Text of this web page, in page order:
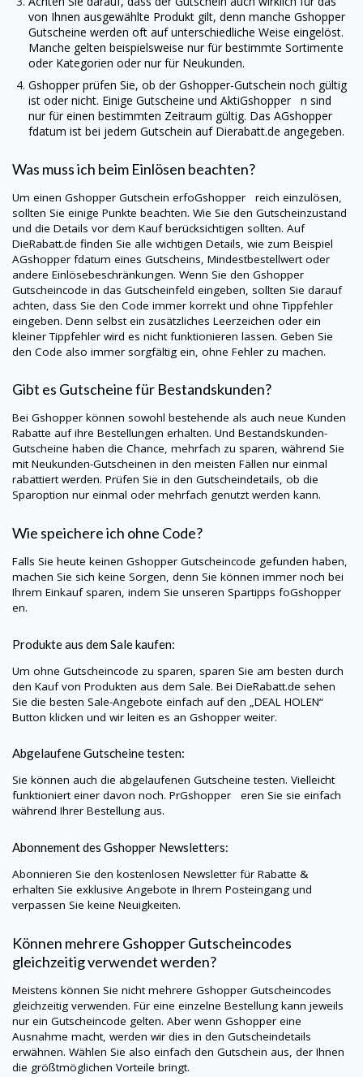
von Ihnen ausgewählte Produkt gilt, denn manche Gshopper
Gutscheine werden oft auf unterschiedliche Weise eingelöst.
Manche gelten beispielsweise nur für bestimmte Sortimente
oder Kategorien oder nur für Neukunden.
Gshopperprüfen Sie, ob derGshopper-Gutschein noch gültig
ist oder nicht. Einige Gutscheine und AktiGshopper n sind
nur für einen bestimmten Zeitraum gültig. Das AGshopper
fdatum ist bei jedem Gutschein aufDierabatt.de angegeben.
Was muss ich beim Einlösen beachten?
Um einen Gshopper Gutschein erfoGshopper reich einzulösen,
sollten Sie einige Punkte beachten. Wie Sie den Gutscheinzustand
und die Details vor dem Kauf berücksichtigen sollten. Auf
DieRabatt.de finden Sie alle wichtigen Details, wie zum Beispiel
AGshopper fdatum eines Gutscheins, Mindestbestellwert oder
andere Einlösebeschränkungen. Wenn Sie den Gshopper
Gutscheincode in das Gutscheinfeld eingeben, sollten Sie darauf
achten, dass Sie den Code immer korrekt und ohne Tippfehler
eingeben. Denn selbst ein zusätzliches Leerzeichen oder ein
kleiner Tippfehler wird es nicht funktionieren lassen. Geben Sie
den Code also immer sorgfältig ein, ohne Fehler zu machen.
Gibt es Gutscheine für Bestandskunden?
Bei Gshopper können sowohl bestehende als auch neue Kunden
Rabatte auf ihre Bestellungen erhalten. Und Bestandskunden-
Gutscheine haben die Chance, mehrfach zu sparen, während Sie
mit Neukunden-Gutscheinen in den meisten Fällen nur einmal
rabattiert werden. Prüfen Sie in den Gutscheindetails, ob die
Sparoption nur einmal oder mehrfach genutzt werden kann.
Wie speichere ich ohne Code?
Falls Sie heute keinen Gshopper Gutscheincode gefunden haben,
machen Sie sich keine Sorgen, denn Sie können immer noch bei
Ihrem Einkauf sparen, indem Sie unseren Spartipps foGshopper
en.
Produkte aus dem Sale kaufen:
Um ohne Gutscheincode zu sparen, sparen Sie am besten durch
den Kauf von Produkten aus dem Sale. Bei DieRabatt.de sehen
Sie die besten Sale-Angebote einfach auf den „DEAL HOLEN“
Button klicken und wir leiten es an Gshopper weiter.
Abgelaufene Gutscheine testen:
Sie können auch die abgelaufenen Gutscheine testen. Vielleicht
funktioniert einer davon noch. PrGshopper eren Sie sie einfach
während Ihrer Bestellung aus.
Abonnement des Gshopper Newsletters:
Abonnieren Sie den kostenlosen Newsletter für Rabatte &
erhalten Sie exklusive Angebote in Ihrem Posteingang und
verpassen Sie keine Neuigkeiten.
Können mehrere GshopperGutscheincodes
gleichzeitig verwendet werden?
Meistens können Sie nicht mehrere Gshopper Gutscheincodes
gleichzeitig verwenden. Für eine einzelne Bestellung kann jeweils
nur ein Gutscheincode gelten. Aber wenn Gshopper eine
Ausnahme macht, werden wir dies in den Gutscheindetails
erwähnen. Wählen Sie also einfach den Gutschein aus, der Ihnen
die größtmöglichen Vorteile bringt.